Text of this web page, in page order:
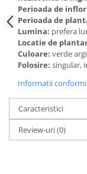
Perioada de
Perioada de
Lumina: prefera
Locatie de
Culoare: verde
Folosire: singular,
Informatii
Caracteristici
Review-uri(0)